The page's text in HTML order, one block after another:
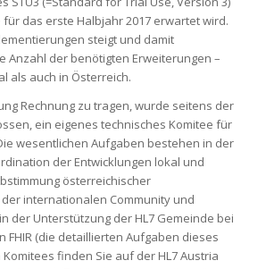
das erste Halbjahr 2017 erwartet wird.
steigt und damit
Anzahl der benötigten Erweiterungen –
als auch in Österreich.
Rechnung zu tragen, wurde seitens der
ein eigenes technisches Komitee für
wesentlichen Aufgaben bestehen in der
der Entwicklungen lokal und
österreichischer
internationalen Community und
der Unterstützung der HL7 Gemeinde bei
FHIR (die detaillierten Aufgaben dieses
finden Sie auf der HL7 Austria